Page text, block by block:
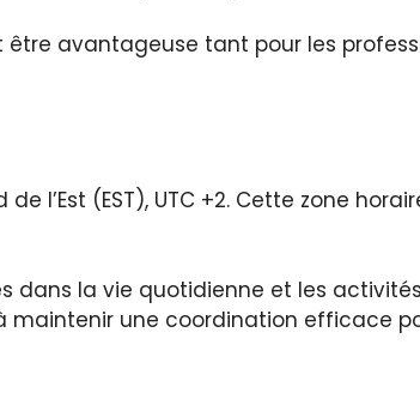
avantageuse tant pour les
de l’Est (EST), UTC +2. Cette zone
la vie quotidienne et les
maintenir une coordination efficace